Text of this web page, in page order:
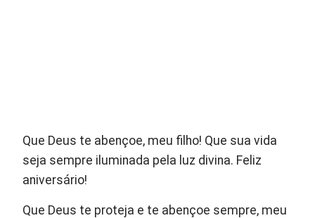
Que Deus te abençoe, meu filho! Que sua vida
seja sempre iluminada pela luz divina. Feliz
aniversário!
Que Deus te proteja e te abençoe sempre, meu